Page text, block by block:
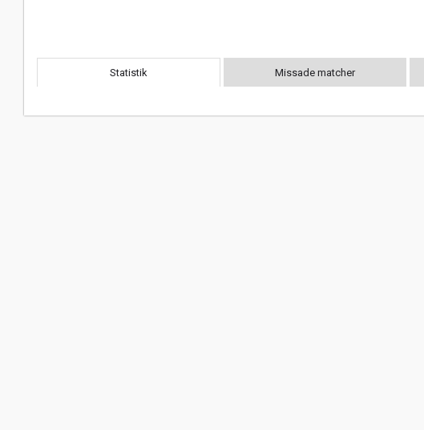
Statistik Missade matcher